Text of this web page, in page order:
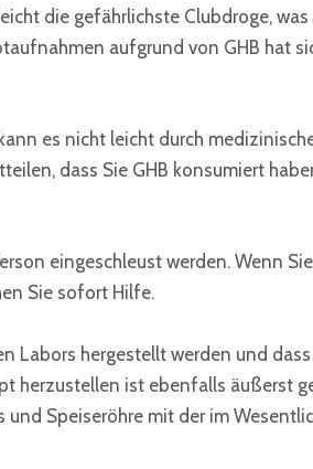
die gefährlichste Clubdroge,
aufgrund von GHB hat
es nicht leicht durch
dass Sie GHB konsumiert
eingeschleust werden. Wenn
Sie sofort Hilfe.
Labors hergestellt werden und
herzustellen ist ebenfalls äußerst
Speiseröhre mit der im